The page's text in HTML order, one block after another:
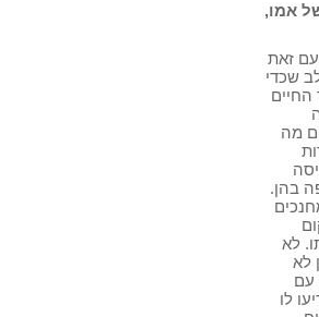
אמו,
עם זאת
שכדי
מה
בהן.
לא
לא
עם
לו